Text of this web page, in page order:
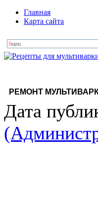
Главная
Карта сайта
РЕМОНТ
Дата